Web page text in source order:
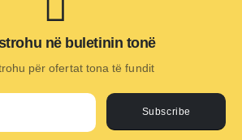
Subscribe
në buletinin tonë
për ofertat tona të fundit